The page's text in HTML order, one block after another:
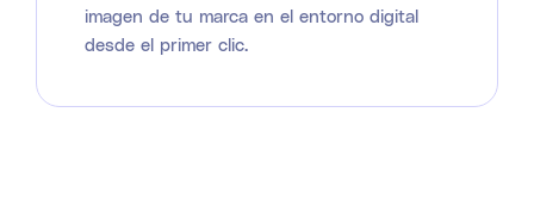
imagen de tu marca en el entorno digital
desde el primer clic.